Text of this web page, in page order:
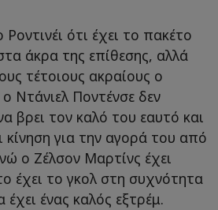
ότι έχει το πακέτο
άκρα της επίθεσης, αλλά
τέτοιους ακραίους ο
Ντάνιελ Ποντένσε δεν
βρει τον καλό του εαυτό και
κίνηση για την αγορά του από
ο Ζέλσον Μαρτίνς έχει
έχει το γκολ στη συχνότητα
ένας καλός εξτρέμ.